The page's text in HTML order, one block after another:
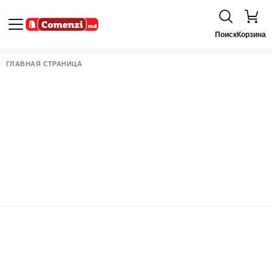
ПоискКорзина
ГЛАВНАЯ СТРАНИЦА